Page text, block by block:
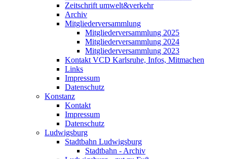
Zeitschrift umwelt&verkehr
Archiv
Mitgliederversammlung
Mitgliederversammlung 2025
Mitgliederversammlung 2024
Mitgliederversammlung 2023
Kontakt VCD Karlsruhe, Infos, Mitmachen
Links
Impressum
Datenschutz
Konstanz
Kontakt
Impressum
Datenschutz
Ludwigsburg
Stadtbahn Ludwigsburg
Stadtbahn - Archiv